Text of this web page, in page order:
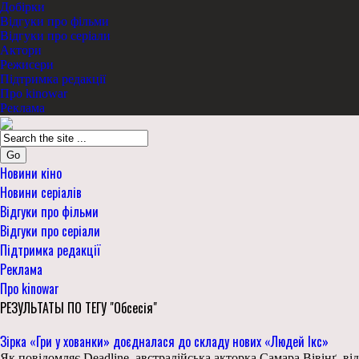
Добірки
Відгуки про фільми
Відгуки про серіали
Актори
Режисери
Підтримка редакції
Про kinowar
Реклама
Go
Новини кіно
Новини серіалів
Відгуки про фільми
Відгуки про серіали
Підтримка редакції
Реклама
Про kinowar
РЕЗУЛЬТАТЫ ПО ТЕГУ "Обсесія"
Зірка «Гри у хованки» доєдналася до складу нових «Людей Ікс»